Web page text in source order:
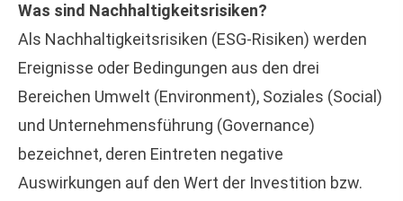
Was sind Nachhaltigkeitsrisiken?
Als Nachhaltigkeitsrisiken (ESG-Risiken) werden
Ereignisse oder Bedingungen aus den drei
Bereichen Umwelt (Environment), Soziales (Social)
und Unternehmensführung (Governance)
bezeichnet, deren Eintreten negative
Auswirkungen auf den Wert der Investition bzw.